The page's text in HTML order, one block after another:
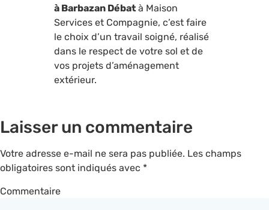
à Barbazan Débatà Maison
Services et Compagnie, c’est faire
le choix d’un travail soigné, réalisé
dans le respect de votre sol et de
vos projets d’aménagement
extérieur.
Laisser un commentaire
Votre adresse e-mail ne sera pas publiée. Les champs
obligatoires sont indiqués avec *
Commentaire